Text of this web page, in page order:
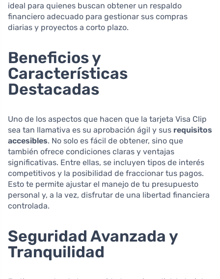
ideal para quienes buscan obtener un respaldo
financiero adecuado para gestionar sus compras
diarias y proyectos a corto plazo.
Beneficios y
Características
Destacadas
Uno de los aspectos que hacen que la tarjeta Visa Clip
sea tan llamativa es su aprobación ágil y sus requisitos
accesibles. No solo es fácil de obtener, sino que
también ofrece condiciones claras y ventajas
significativas. Entre ellas, se incluyen tipos de interés
competitivos y la posibilidad de fraccionar tus pagos.
Esto te permite ajustar el manejo de tu presupuesto
personal y, a la vez, disfrutar de una libertad financiera
controlada.
Seguridad Avanzada y
Tranquilidad